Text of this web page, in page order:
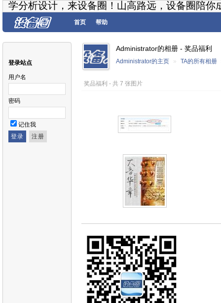
学分析设计，来设备圈！山高路远，设备圈陪你
首页 帮助
登录站点
用户名
密码
记住我
Administrator的相册 - 奖品福利
Administrator的主页 » TA的所有相册
奖品福利 - 共 7 张图片